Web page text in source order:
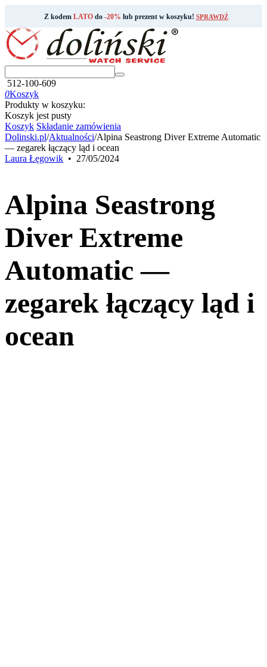
Z kodem LATOdo -20% lub prezent w koszyku! SPRAWDŹ
512-100-609
0Koszyk
Produkty w koszyku:
Koszyk jest pusty
Koszyk Składanie zamówienia
Dolinski.pl/Aktualności/Alpina Seastrong Diver Extreme Automatic
— zegarek łączący ląd i ocean
Laura Łęgowik • 27/05/2024
Alpina Seastrong
Diver Extreme
Automatic —
zegarek łączący ląd i
ocean